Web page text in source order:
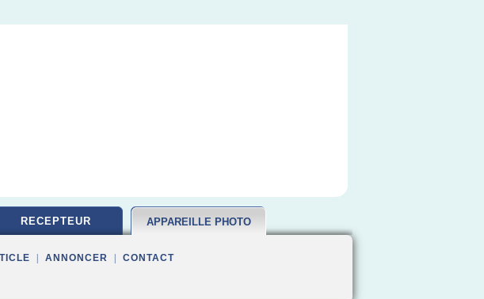
RECEPTEUR APPAREILLE PHOTO
ANNONCER CONTACT